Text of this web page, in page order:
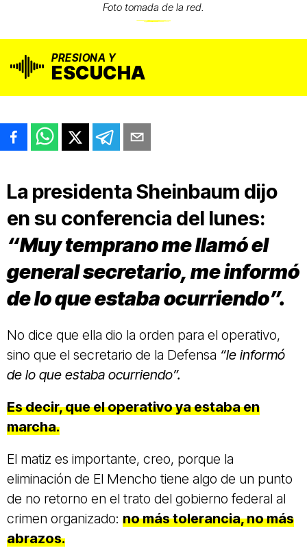
Foto tomada de la red.
PRESIONA Y
ESCUCHA
La presidenta Sheinbaum dijo
en su conferencia del lunes:
“Muy temprano me llamó el
general secretario, me informó
de lo que estaba ocurriendo”.
No dice que ella dio la orden para el operativo,
sino que el secretario de la Defensa “le informó
de lo que estaba ocurriendo”.
Es decir, que el operativo ya estaba en
marcha.
El matiz es importante, creo, porque la
eliminación de El Mencho tiene algo de un punto
de no retorno en el trato del gobierno federal al
crimen organizado: no más tolerancia, no más
abrazos.